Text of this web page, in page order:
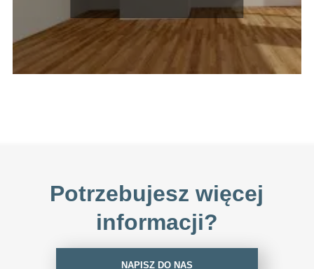
Potrzebujesz więcej
informacji?
NAPISZ DO NAS